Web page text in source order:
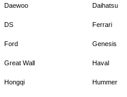
Daewoo Daihatsu
DS Ferrari
Ford Genesis
Great Wall Haval
Hongqi Hummer